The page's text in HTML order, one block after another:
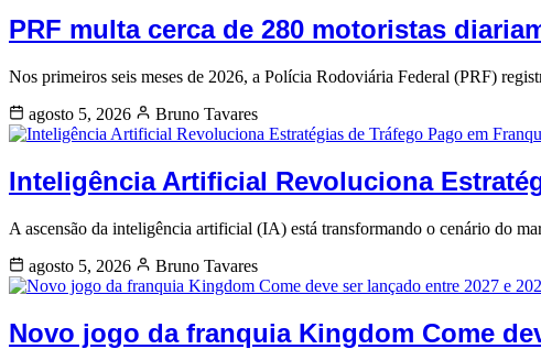
PRF multa cerca de 280 motoristas
Nos primeiros seis meses de 2026, a Polícia Rodoviária Federal (PRF)
agosto 5, 2026
Bruno Tavares
Inteligência Artificial Revoluciona
A ascensão da inteligência artificial (IA) está transformando o cenário do
agosto 5, 2026
Bruno Tavares
Novo jogo da franquia Kingdom Come